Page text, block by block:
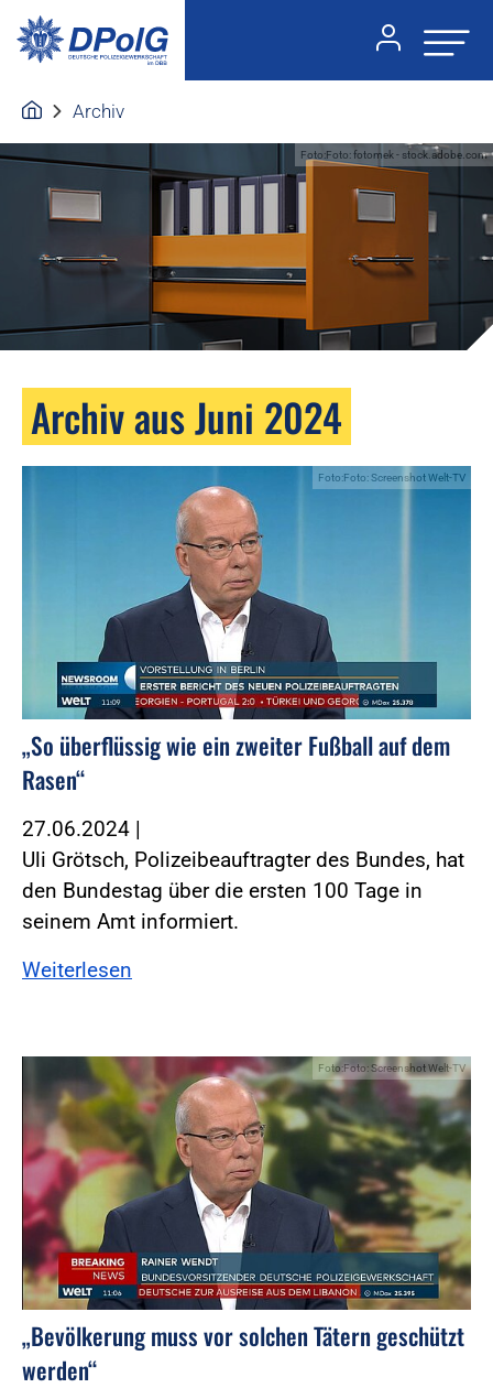
Archiv
Foto:Foto: fotomek - stock.adobe.com
Archiv aus Juni 2024
Foto:Foto: Screenshot Welt-TV
„So überflüssig wie ein zweiter Fußball auf dem
Rasen“
27.06.2024 |
Uli Grötsch, Polizeibeauftragter des Bundes, hat
den Bundestag über die ersten 100 Tage in
seinem Amt informiert.
Weiterlesen
Foto:Foto: Screenshot Welt-TV
„Bevölkerung muss vor solchen Tätern geschützt
werden“